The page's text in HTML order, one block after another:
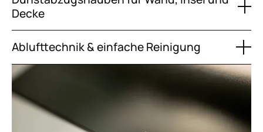
Decke
Ablufttechnik & einfache Reinigung